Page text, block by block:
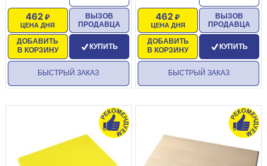
ЦЕНА ДНЯ
462
ДОБАВИТЬ
В КОРЗИНУ
ВЫЗОВ
ПРОДАВЦА
КУПИТЬ
БЫСТРЫЙ ЗАКАЗ
ЦЕНА ДНЯ
462
ДОБАВИТЬ
В КОРЗИНУ
ВЫЗОВ
ПРОДАВЦА
КУПИТЬ
БЫСТРЫЙ ЗАКАЗ